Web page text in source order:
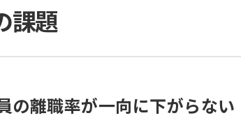
課題
の離職率が一向に下がらない